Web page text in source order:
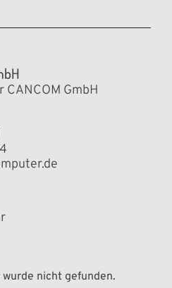
GmbH
nicht gefunden.